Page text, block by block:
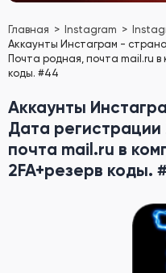
Главная Instagram
Аккаунты Инстаграм -
Почта родная, почта mail.ru
коды. #44
Аккаунты
Дата
почта mail.ru в
2FA+резерв коды.